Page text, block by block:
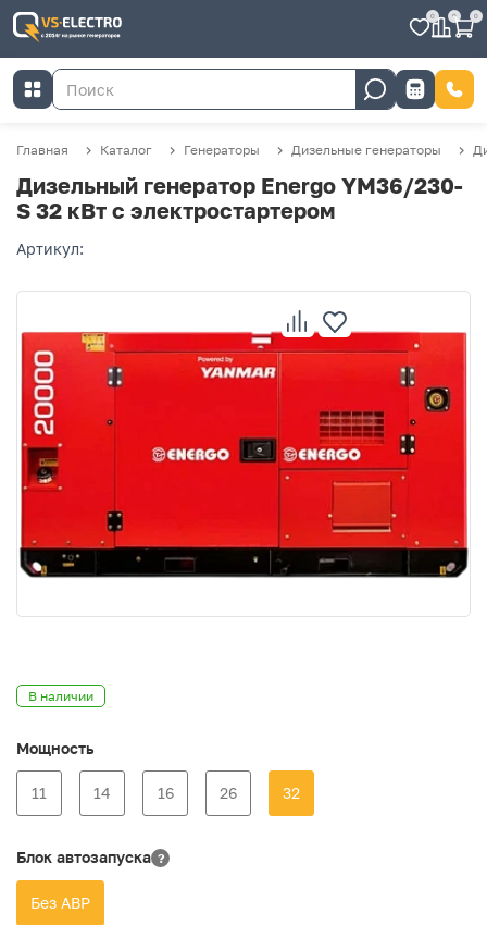
0 0 0
Главная Каталог Генераторы Дизельные генераторы
Дизельный генератор Energo YM36/230-
S 32 кВт с электростартером
Артикул:
В наличии
Мощность
11 14 16 26 32
Блок автозапуска ?
Без АВР